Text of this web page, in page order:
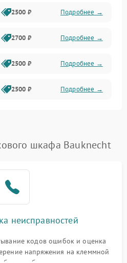
2500 ₽ Подробнее →
2700 ₽ Подробнее →
2500 ₽ Подробнее →
2500 ₽ Подробнее →
шкафа Bauknecht
неисправностей
кодов ошибок и оценка
напряжения на клеммной